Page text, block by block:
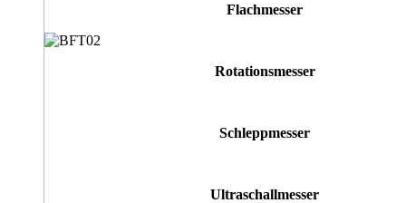
Flachmesser
Rotationsmesser
Schleppmesser
Ultraschallmesser